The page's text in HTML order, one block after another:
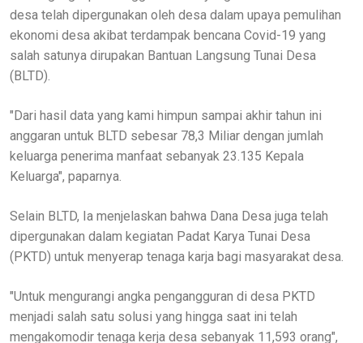
desa telah dipergunakan oleh desa dalam upaya pemulihan
ekonomi desa akibat terdampak bencana Covid-19 yang
salah satunya dirupakan Bantuan Langsung Tunai Desa
(BLTD).
"Dari hasil data yang kami himpun sampai akhir tahun ini
anggaran untuk BLTD sebesar 78,3 Miliar dengan jumlah
keluarga penerima manfaat sebanyak 23.135 Kepala
Keluarga", paparnya.
Selain BLTD, Ia menjelaskan bahwa Dana Desa juga telah
dipergunakan dalam kegiatan Padat Karya Tunai Desa
(PKTD) untuk menyerap tenaga karja bagi masyarakat desa.
"Untuk mengurangi angka pengangguran di desa PKTD
menjadi salah satu solusi yang hingga saat ini telah
mengakomodir tenaga kerja desa sebanyak 11,593 orang",